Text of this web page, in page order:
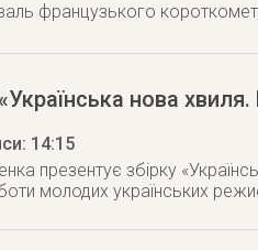
французького
нова
14:15
презентує збірку
молодих українських